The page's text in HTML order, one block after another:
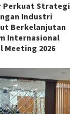
Perkuat Strategi
Industri
Berkelanjutan
Internasional
Meeting 2026